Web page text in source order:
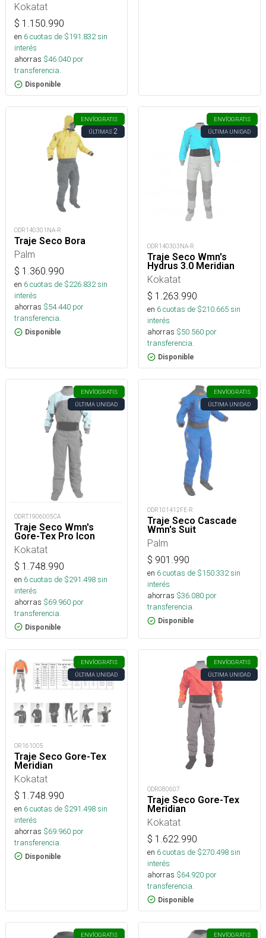
Kokatat
$ 1.150.990
en 6cuotas de $191.832sin
interés
ahorras $46.040 por
transferencia.
Disponible
ENVÍOGRATIS
ÚLTIMAS2
ODR140301NA-R
Traje Seco Bora
Palm
$ 1.360.990
en 6cuotas de $226.832sin
interés
ahorras $54.440 por
transferencia.
Disponible
ENVÍOGRATIS
ÚLTIMA UNIDAD
ODR140303NA-R
Traje Seco Wmn's
Hydrus 3.0 Meridian
Kokatat
$ 1.263.990
en 6cuotas de $210.665sin
interés
ahorras $50.560 por
transferencia.
Disponible
ENVÍOGRATIS
ÚLTIMA UNIDAD
ODRT1906005CA
Traje Seco Wmn's
Gore-Tex Pro Icon
Kokatat
$ 1.748.990
en 6cuotas de $291.498sin
interés
ahorras $69.960 por
transferencia.
Disponible
ENVÍOGRATIS
ÚLTIMA UNIDAD
ODR101412FE-R
Traje Seco Cascade
Wmn's Suit
Palm
$ 901.990
en 6cuotas de $150.332sin
interés
ahorras $36.080 por
transferencia.
Disponible
ENVÍOGRATIS
ÚLTIMA UNIDAD
OR161005
Traje Seco Gore-Tex
Meridian
Kokatat
$ 1.748.990
en 6cuotas de $291.498sin
interés
ahorras $69.960 por
transferencia.
Disponible
ENVÍOGRATIS
ÚLTIMA UNIDAD
ODR080607
Traje Seco Gore-Tex
Meridian
Kokatat
$ 1.622.990
en 6cuotas de $270.498sin
interés
ahorras $64.920 por
transferencia.
Disponible
ENVÍOGRATIS ENVÍOGRATIS